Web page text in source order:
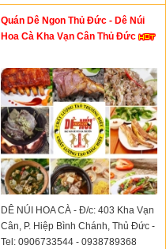
Quán Dê Ngon Thủ Đức - Dê Núi
Hoa Cà Kha Vạn Cân Thủ Đức
DÊ NÚI HOA CÀ - Đ/c: 403 Kha Vạn
Cân, P. Hiệp Bình Chánh, Thủ Đức -
Tel: 0906733544 - 0938789368